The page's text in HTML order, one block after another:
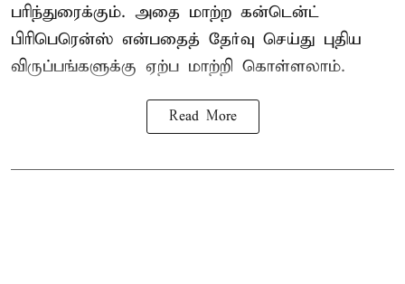
பரிந்துரைக்கும். அதை மாற்ற கன்டென்ட்
பிரிபெரென்ஸ் என்பதைத் தேர்வு செய்து புதிய
விருப்பங்களுக்கு ஏற்ப மாற்றி கொள்ளலாம்.
Read More